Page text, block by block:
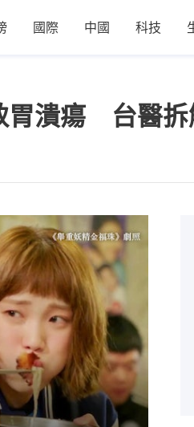
國際 中國 科技
胃潰瘍 台醫